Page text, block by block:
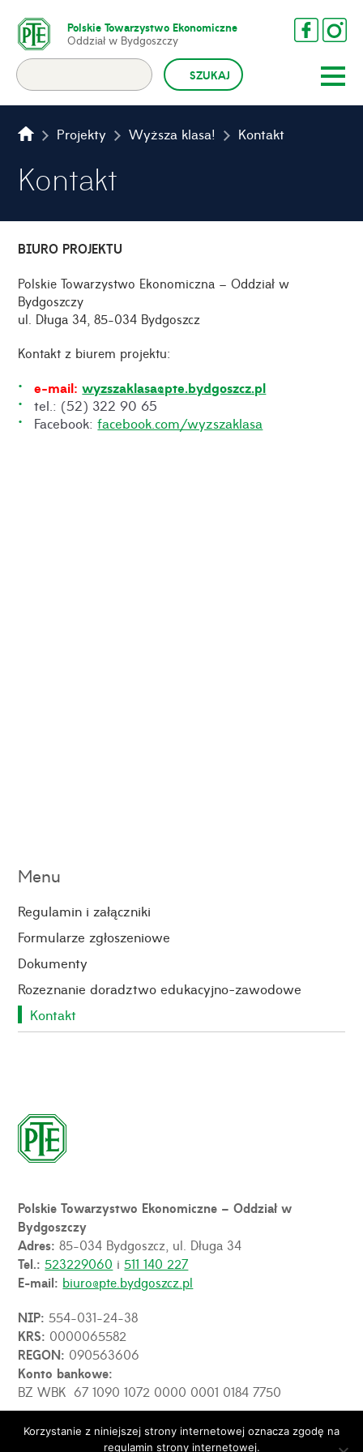
Polskie Towarzystwo Ekonomiczne
Oddział w Bydgoszczy
Projekty Wyższa klasa! Kontakt
Kontakt
BIURO PROJEKTU
Polskie Towarzystwo Ekonomiczna – Oddział w
Bydgoszczy
ul. Długa 34, 85-034 Bydgoszcz
Kontakt z biurem projektu:
e-mail:wyzszaklasa@pte.bydgoszcz.pl
tel.: (52) 322 90 65
Facebook:facebook.com/wyzszaklasa
Menu
Regulamin i załączniki
Formularze zgłoszeniowe
Dokumenty
Rozeznanie doradztwo edukacyjno-zawodowe
Kontakt
Korzystanie z niniejszej strony internetowej oznacza zgodę na
regulamin strony internetowej.
Polskie Towarzystwo Ekonomiczne – Oddział w
Bydgoszczy
Adres:85-034 Bydgoszcz, ul. Długa 34
Tel.:523229060 i511 140 227
E-mail: biuro@pte.bydgoszcz.pl
NIP:554-031-24-38
KRS: 0000065582
REGON: 090563606
Konto bankowe:
BZ WBK 67 1090 1072 0000 0001 0184 7750